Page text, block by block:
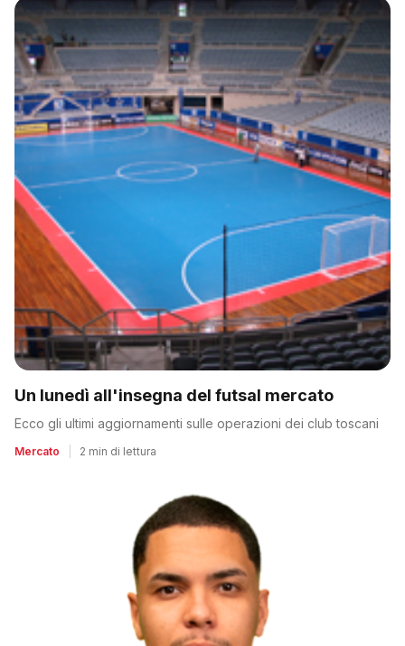
Un lunedì all'insegna del futsal mercato
Ecco gli ultimi aggiornamenti sulle operazioni dei club toscani
Mercato 2 min di lettura